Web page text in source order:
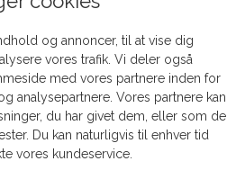
og annoncer, til at vise dig
vores trafik. Vi deler også
med vores partnere inden for
analysepartnere. Vores partnere kan
du har givet dem, eller som de
Du kan naturligvis til enhver tid
vores kundeservice.